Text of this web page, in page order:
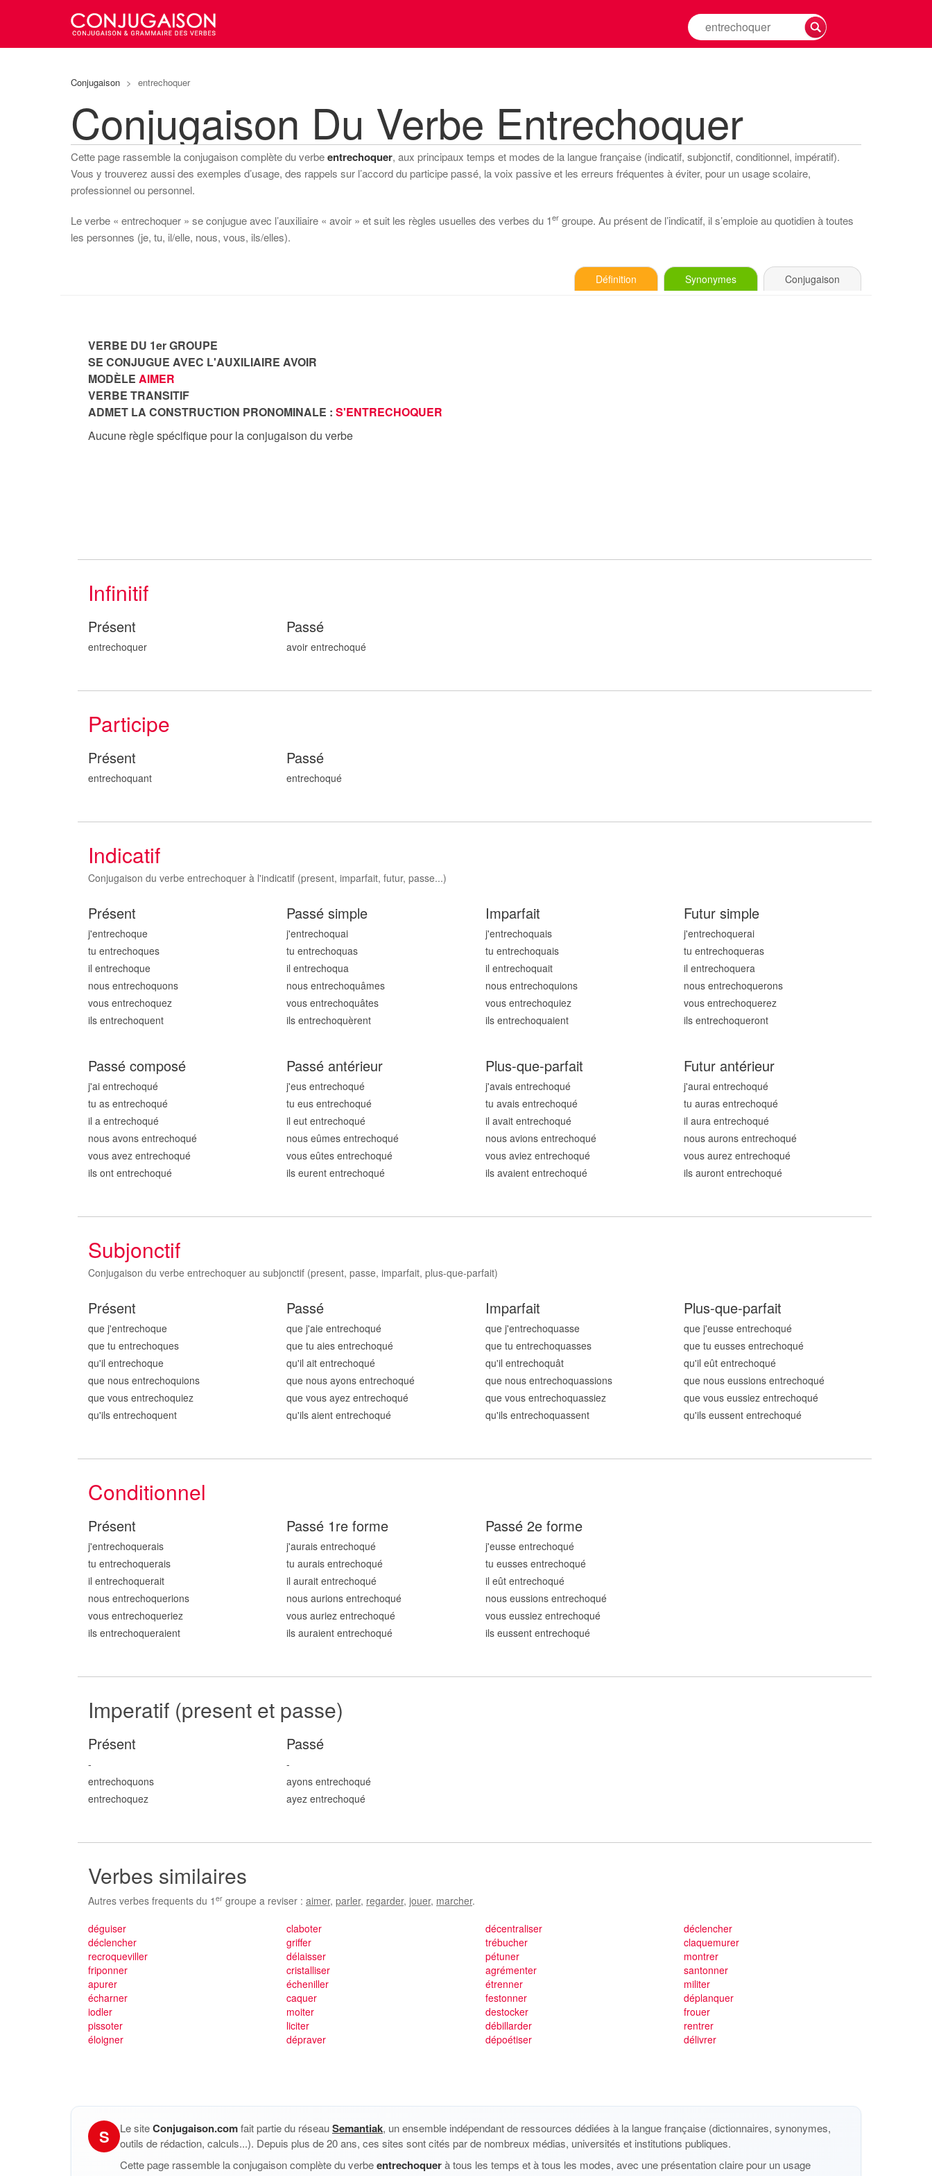
Rechercher
la
Conjugaison > entrechoquer
Conjugaison Du Verbe Entrechoquer
Cette page rassemble la conjugaison complète du verbeentrechoquer, aux principaux temps et modes de la langue française (indicatif, subjonctif, conditionnel, impératif).
Vous y trouverez aussi des exemples d’usage, des rappels sur l’accord du participe passé, la voix passive et les erreurs fréquentes à éviter, pour un usage scolaire,
professionnel ou personnel.
Le verbe « entrechoquer » se conjugue avec l’auxiliaire « avoir » et suit les règles usuelles des verbes du 1er groupe. Au présent de l’indicatif, il s’emploie au quotidien à toutes
les personnes (je, tu, il/elle, nous, vous, ils/elles).
Définition Synonymes Conjugaison
VERBE DU 1er GROUPE
SE CONJUGUE AVEC L'AUXILIAIRE AVOIR
MODÈLE AIMER
VERBE TRANSITIF
ADMET LA CONSTRUCTION PRONOMINALE : S'ENTRECHOQUER
Aucune règle spécifique pour la conjugaison du verbe
Infinitif
Présent
entrechoquer
Passé
avoir entrechoqué
Participe
Présent
entrechoquant
Passé
entrechoqué
Indicatif
Conjugaison du verbe entrechoquer à l'indicatif (present, imparfait, futur, passe...)
Présent
j'entrechoque
tu entrechoques
il entrechoque
nous entrechoquons
vous entrechoquez
ils entrechoquent
Passé simple
j'entrechoquai
tu entrechoquas
il entrechoqua
nous entrechoquâmes
vous entrechoquâtes
ils entrechoquèrent
Imparfait
j'entrechoquais
tu entrechoquais
il entrechoquait
nous entrechoquions
vous entrechoquiez
ils entrechoquaient
Futur simple
j'entrechoquerai
tu entrechoqueras
il entrechoquera
nous entrechoquerons
vous entrechoquerez
ils entrechoqueront
Passé composé
j'ai entrechoqué
tu as entrechoqué
il a entrechoqué
nous avons entrechoqué
vous avez entrechoqué
ils ont entrechoqué
Passé antérieur
j'eus entrechoqué
tu eus entrechoqué
il eut entrechoqué
nous eûmes entrechoqué
vous eûtes entrechoqué
ils eurent entrechoqué
Plus-que-parfait
j'avais entrechoqué
tu avais entrechoqué
il avait entrechoqué
nous avions entrechoqué
vous aviez entrechoqué
ils avaient entrechoqué
Futur antérieur
j'aurai entrechoqué
tu auras entrechoqué
il aura entrechoqué
nous aurons entrechoqué
vous aurez entrechoqué
ils auront entrechoqué
Subjonctif
Conjugaison du verbe entrechoquer au subjonctif (present, passe, imparfait, plus-que-parfait)
Présent
que j'entrechoque
que tu entrechoques
qu'il entrechoque
que nous entrechoquions
que vous entrechoquiez
qu'ils entrechoquent
Passé
que j'aie entrechoqué
que tu aies entrechoqué
qu'il ait entrechoqué
que nous ayons entrechoqué
que vous ayez entrechoqué
qu'ils aient entrechoqué
Imparfait
que j'entrechoquasse
que tu entrechoquasses
qu'il entrechoquât
que nous entrechoquassions
que vous entrechoquassiez
qu'ils entrechoquassent
Plus-que-parfait
que j'eusse entrechoqué
que tu eusses entrechoqué
qu'il eût entrechoqué
que nous eussions entrechoqué
que vous eussiez entrechoqué
qu'ils eussent entrechoqué
Conditionnel
Présent
j'entrechoquerais
tu entrechoquerais
il entrechoquerait
nous entrechoquerions
vous entrechoqueriez
ils entrechoqueraient
Passé 1re forme
j'aurais entrechoqué
tu aurais entrechoqué
il aurait entrechoqué
nous aurions entrechoqué
vous auriez entrechoqué
ils auraient entrechoqué
Passé 2e forme
j'eusse entrechoqué
tu eusses entrechoqué
il eût entrechoqué
nous eussions entrechoqué
vous eussiez entrechoqué
ils eussent entrechoqué
Imperatif (present et passe)
Présent
-
entrechoquons
entrechoquez
Passé
-
ayons entrechoqué
ayez entrechoqué
Verbes similaires
Autres verbes frequents du 1 er groupe a reviser : aimer, parler, regarder, jouer, marcher.
déguiser
déclencher
recroqueviller
friponner
apurer
écharner
iodler
pissoter
éloigner
claboter
griffer
délaisser
cristalliser
écheniller
caquer
moiter
liciter
dépraver
décentraliser
trébucher
pétuner
agrémenter
étrenner
festonner
destocker
débillarder
dépoétiser
déclencher
claquemurer
montrer
santonner
militer
déplanquer
frouer
rentrer
délivrer
S Le siteConjugaison.comfait partie du réseauSemantiak, un ensemble indépendant de ressources dédiées à la langue française (dictionnaires, synonymes,
outils de rédaction, calculs...). Depuis plus de 20 ans, ces sites sont cités par de nombreux médias, universités et institutions publiques.
Cette page rassemble la conjugaison complète du verbeentrechoquerà tous les temps et à tous les modes, avec une présentation claire pour un usage